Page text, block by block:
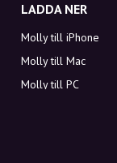
LADDA NER
Molly till iPhone
Molly till Mac
Molly till PC